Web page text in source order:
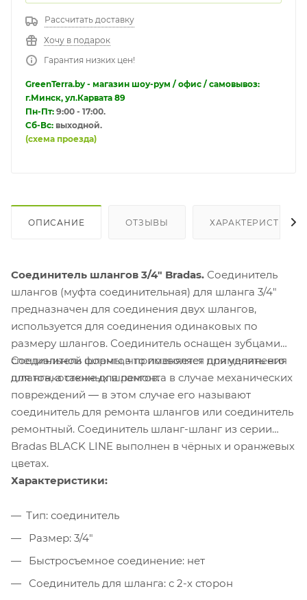
Рассчитать доставку
Хочу в подарок
Гарантия низких цен!
GreenTerra.by - магазин шоу-рум / офис / самовывоз:
г.Минск, ул.Карвата 89
Пн-Пт: 9:00 - 17:00.
Сб-Вс: выходной.
(схема проезда)
ОПИСАНИЕ ОТЗЫВЫ ХАРАКТЕРИСТИКИ
Соединитель шлангов 3/4" Bradas. Соединитель
шлангов (муфта соединительная) для шланга 3/4"
предназначен для соединения двух шлангов,
используется для соединения одинаковых по
размеру шлангов. Соединитель оснащен зубцами
специальной формы, что позволяет применять его
для тонкостенных шлангов.
Соединитель шлангов применяется для удлинения
шланга, а также для ремонта в случае механических
повреждений ― в этом случае его называют
соединитель для ремонта шлангов или соединитель
ремонтный. Соединитель шланг-шланг из серии
Bradas BLACK LINE выполнен в чёрных и оранжевых
цветах.
Характеристики:
Тип: соединитель
Размер: 3/4"
Быстросъемное соединение: нет
Соединитель для шланга: с 2-х сторон